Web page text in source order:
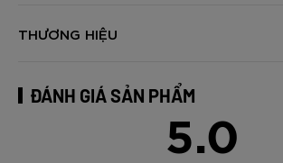
THƯƠNG HIỆU
ĐÁNH GIÁ SẢN PHẨM
5.0